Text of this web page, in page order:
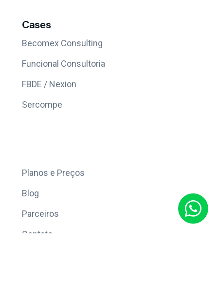
Cases
Becomex Consulting
Funcional Consultoria
FBDE / Nexion
Sercompe
Planos e Preços
Blog
Parceiros
Contato